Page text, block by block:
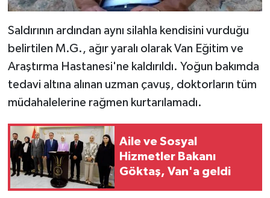
Saldırının ardından aynı silahla kendisini vurduğu
belirtilen M.G., ağır yaralı olarak Van Eğitim ve
Araştırma Hastanesi'ne kaldırıldı. Yoğun bakımda
tedavi altına alınan uzman çavuş, doktorların tüm
müdahalelerine rağmen kurtarılamadı.
Aile ve Sosyal
Hizmetler Bakanı
Göktaş, Van'a geldi